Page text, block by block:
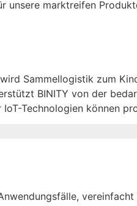
unsere marktreifen
wird Sammellogistik zum
BINITY von der
Technologien können